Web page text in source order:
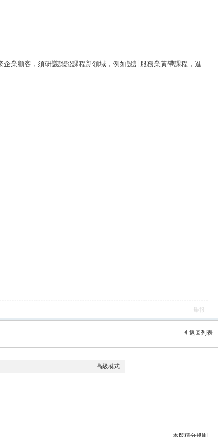
業顧客，須研議認證課程新領域，例如設計服務業黃帶課程，進
舉報
返回列表
高級模式
本版積分規則